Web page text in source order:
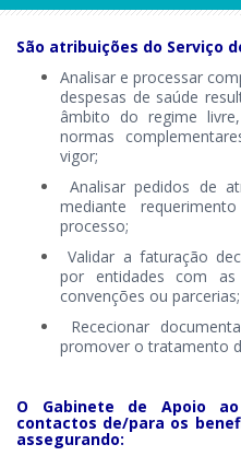
S​ão atribuições do Serviço
Analisar e processar
despesas de saúde
âmbito do regime
normas
vigor;
Analisar pedidos de
mediante
processo;
Validar a faturação
por entidades com
convenções ou parcerias;
Rececionar
promover o tratamento
O Gabinete de Apoio
contactos de/para os
assegurando: